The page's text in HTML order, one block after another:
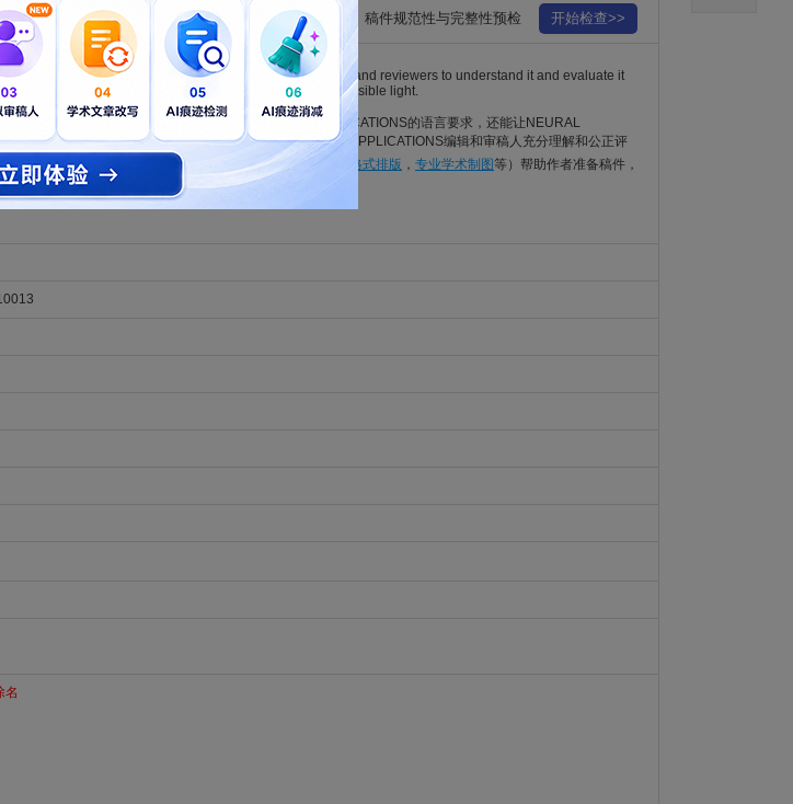
稿件规范性与完整性预检 开始检查>>
in well-written English gives it its best chance for editors and reviewers to understand it and evaluate it
support helps them present their results in the best possible light.
编辑的稿件，不仅能满足NEURAL COMPUTING & APPLICATIONS的语言要求，还能让NEURAL
审稿体验，让稿件最大限度地被NEURAL COMPUTING & APPLICATIONS编辑和审稿人充分理解和公正评
润色，同行资深专家修改润色 ， SCI论文专业翻译 ， SCI论文格式排版 ， 专业学术制图等）帮助作者准备稿件，
：
服务好评
名